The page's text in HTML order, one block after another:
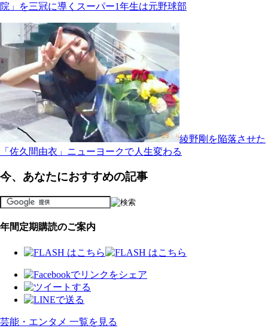
院」を三冠に導くスーパー1年生は元野球部
綾野剛を陥落させた
「佐久間由衣」ニューヨークで人生変わる
今、あなたにおすすめの記事
年間定期購読のご案内
芸能・エンタメ 一覧を見る